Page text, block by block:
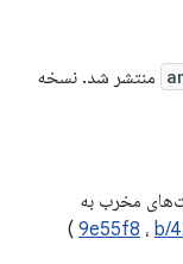
منتشر شد. نسخه
مخرب به
9e55f8 ، b/
)